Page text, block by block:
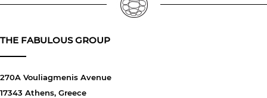
THE FABULOUS GROUP
270A Vouliagmenis Avenue
17343 Athens, Greece